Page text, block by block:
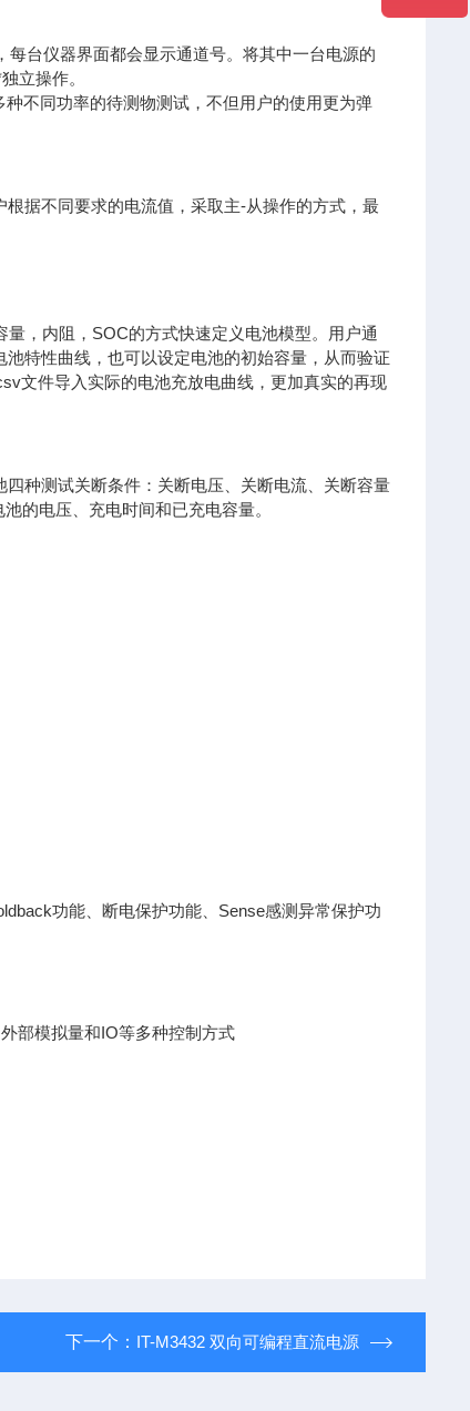
台仪器界面都会显示通道号。将其中一台电源的
立操作。
不同功率的待测物测试，不但用户的使用更为弹
据不同要求的电流值，采取主-从操作的方式，最
，内阻，SOC的方式快速定义电池模型。用户通
特性曲线，也可以设定电池的初始容量，从而验证
文件导入实际的电池充放电曲线，更加真实的再现
种测试关断条件：关断电压、关断电流、关断容量
的电压、充电时间和已充电容量。
功能、断电保护功能、Sense感测异常保护功
部模拟量和IO等多种控制方式
下一个： IT-M3432 双向可编程直流电源